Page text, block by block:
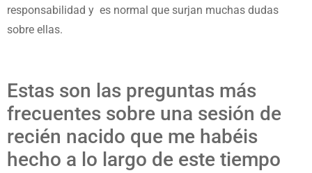
responsabilidad y es normal que surjan muchas dudas
sobre ellas.
Estas son las preguntas más
frecuentes sobre una sesión de
recién nacido que me habéis
hecho a lo largo de este tiempo